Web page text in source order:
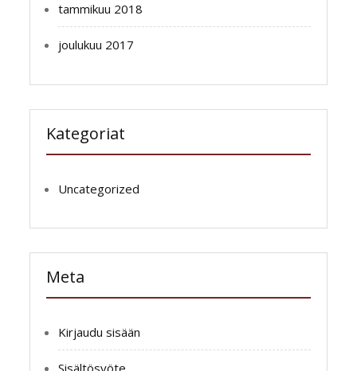
tammikuu 2018
joulukuu 2017
Kategoriat
Uncategorized
Meta
Kirjaudu sisään
Sisältösyöte